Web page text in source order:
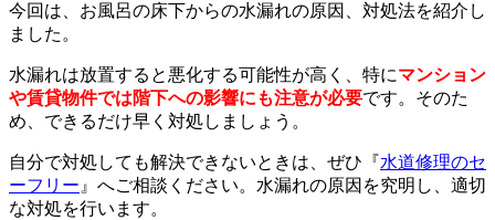
今回は、お風呂の床下からの水漏れの原因、対処法を紹介し
ました。
水漏れは放置すると悪化する可能性が高く、特にマンション
や賃貸物件では階下への影響にも注意が必要です。そのた
め、できるだけ早く対処しましょう。
自分で対処しても解決できないときは、ぜひ『水道修理のセ
ーフリー 』へご相談ください。水漏れの原因を究明し、適切
な対処を行います。